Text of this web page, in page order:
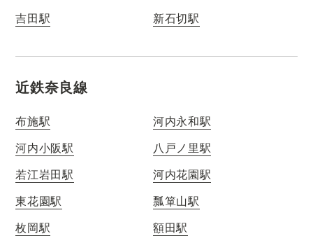
吉田駅
新石切駅
近鉄奈良線
布施駅
河内永和駅
河内小阪駅
八戸ノ里駅
若江岩田駅
河内花園駅
東花園駅
瓢箪山駅
枚岡駅
額田駅